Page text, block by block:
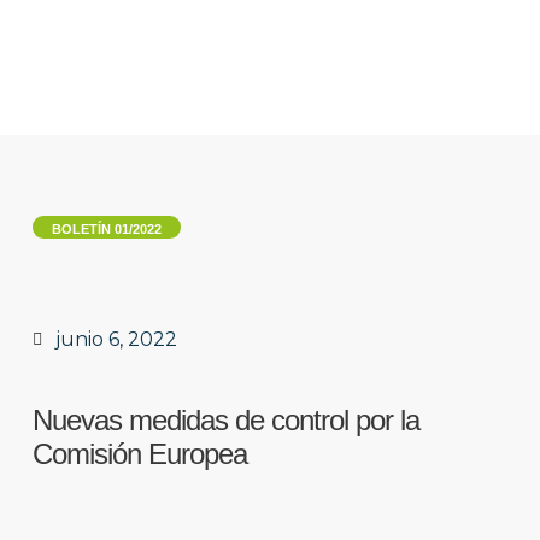
CONTACTO
BOLETÍN 01/2022
junio 6, 2022
Nuevas medidas de control por la
Comisión Europea